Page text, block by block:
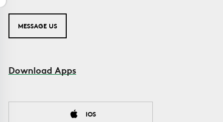
MESSAGE US
Download Apps
IOS